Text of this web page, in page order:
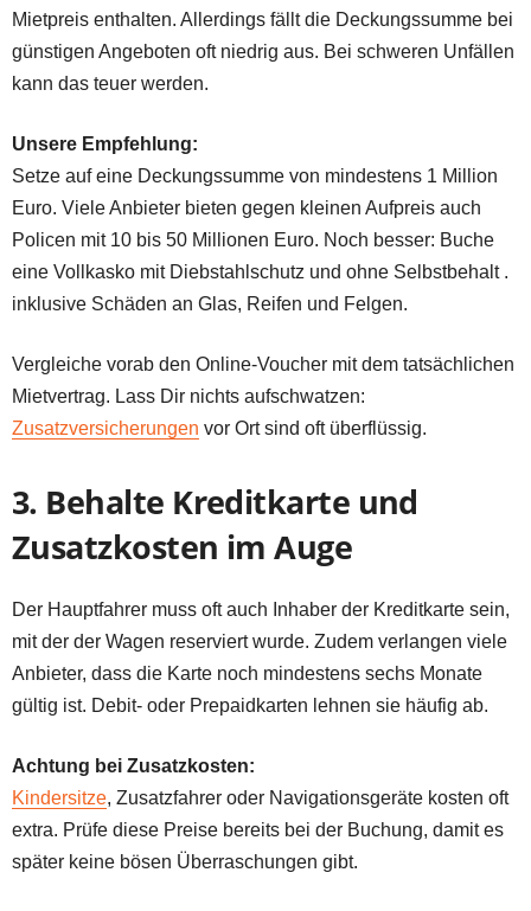
Mietpreis enthalten. Allerdings fällt die Deckungssumme bei
günstigen Angeboten oft niedrig aus. Bei schweren Unfällen
kann das teuer werden.
Unsere Empfehlung:
Setze auf eine Deckungssumme von mindestens 1 Million
Euro. Viele Anbieter bieten gegen kleinen Aufpreis auch
Policen mit 10 bis 50 Millionen Euro. Noch besser: Buche
eine Vollkasko mit Diebstahlschutz und ohne Selbstbehalt .
inklusive Schäden an Glas, Reifen und Felgen.
Vergleiche vorab den Online-Voucher mit dem tatsächlichen
Mietvertrag. Lass Dir nichts aufschwatzen:
Zusatzversicherungen vor Ort sind oft überflüssig.
3. Behalte Kreditkarte und
Zusatzkosten im Auge
Der Hauptfahrer muss oft auch Inhaber der Kreditkarte sein,
mit der der Wagen reserviert wurde. Zudem verlangen viele
Anbieter, dass die Karte noch mindestens sechs Monate
gültig ist. Debit- oder Prepaidkarten lehnen sie häufig ab.
Achtung bei Zusatzkosten:
Kindersitze, Zusatzfahrer oder Navigationsgeräte kosten oft
extra. Prüfe diese Preise bereits bei der Buchung, damit es
später keine bösen Überraschungen gibt.